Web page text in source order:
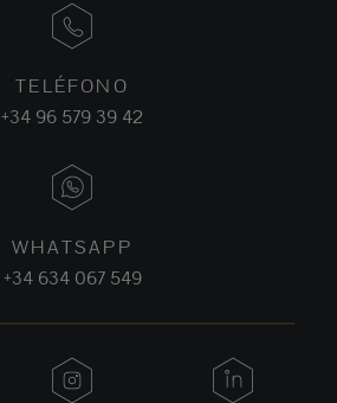
TELÉFONO
+34 96 579 39 42
WHATSAPP
+34 634 067 549